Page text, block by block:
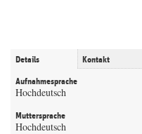
Details Kontakt
Aufnahmesprache
Hochdeutsch
Muttersprache
Hochdeutsch